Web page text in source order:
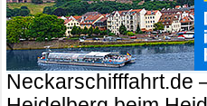
Neckarschifffahrt.de